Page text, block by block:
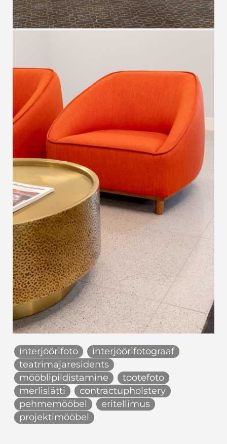
interjöörifoto
interjöörifotograaf
teatrimajaresidents
mööblipildistamine
tootefoto
merlislätti
contractupholstery
pehmemööbel
eritellimus
projektimööbel